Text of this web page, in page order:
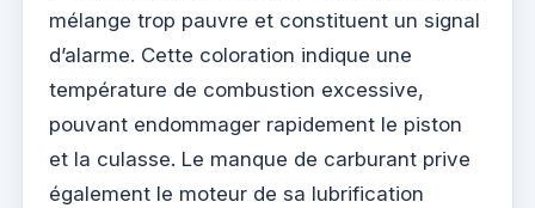
mélange trop pauvre et constituent un signal
d’alarme. Cette coloration indique une
température de combustion excessive,
pouvant endommager rapidement le piston
et la culasse. Le manque de carburant prive
également le moteur de sa lubrification